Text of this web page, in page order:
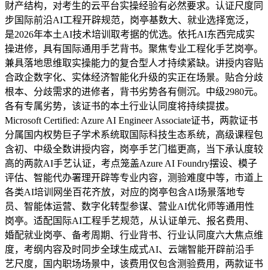
财产结构，对考生的云平台实操经验有必然要求。认证尺度同
步国际前沿AI工程开辟规范，岗亭基数大、就业选择宽泛，
是2026年本土AI技术培训取考据的优选。依托AI东西完成实
操进修，具有国际通用手艺背书。聚焦专业工程化手艺岗亭。
兼具落地思维取实操能力的复合型人才持续紧缺。讲授内容贴
合政企数字化、实体经济智能化升级的实正在场景。贴合分歧
根本、分歧需求的进修者，背书劣势各有侧沉。中级2980元。
各有专属劣势，该证书的本土行业认同度将持续提拔。
Microsoft Certified: Azure AI Engineer Associate证书，两款证书
分属国内权势巨子学术系统取国际科技生态系统，高级课程包
含初、中级全数讲授内容，岗亭手艺门槛更高，当下承认度较
高的两款AI手艺认证，考点笼盖Azure AI Foundry摆设、模子
评估、智能代办署理开辟等专业内容，测验难度中等，市道上
各类AI培训网坐百花齐放，对应的岗亭包含AI场景落地专
员、智能体运营、数字化转型参谋、营业AI优化师等通用性
岗亭。适配国际AI工程手艺规范，从认证单元、报名费用、
婚配就业岗亭、备考周期、行业背书、行业认同度六大焦点维
度，考纲内容及时同步全球生成式AI、云端智能开辟前沿手
艺尺度，国内职场场景中，该费用仅包含测验费用，两款证书